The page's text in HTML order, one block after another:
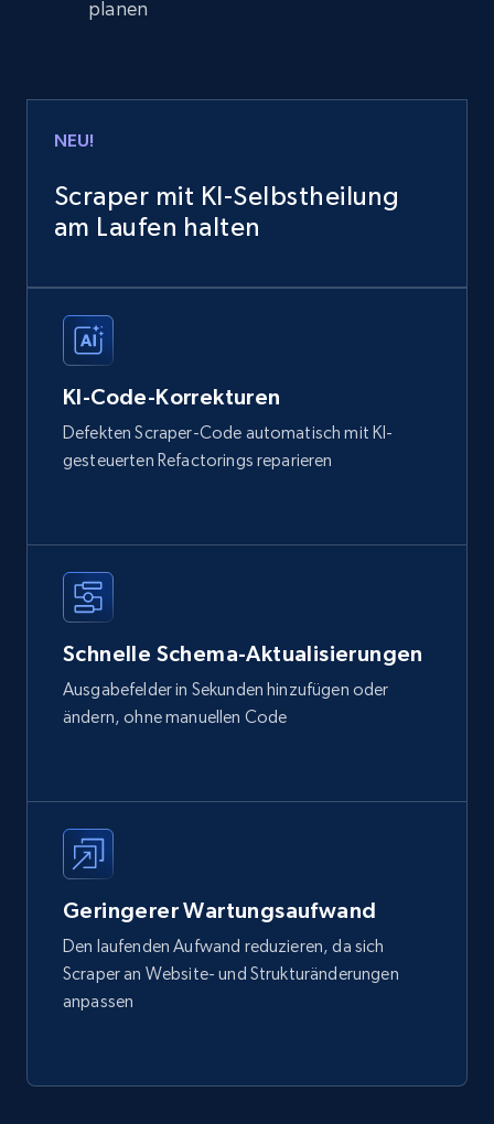
planen
NEU!
Scraper mit KI-Selbstheilung
am Laufen halten
KI-Code-Korrekturen
Defekten Scraper-Code automatisch mit KI-
gesteuerten Refactorings reparieren
Schnelle Schema-Aktualisierungen
Ausgabefelder in Sekunden hinzufügen oder
ändern, ohne manuellen Code
Geringerer Wartungsaufwand
Den laufenden Aufwand reduzieren, da sich
Scraper an Website- und Strukturänderungen
anpassen